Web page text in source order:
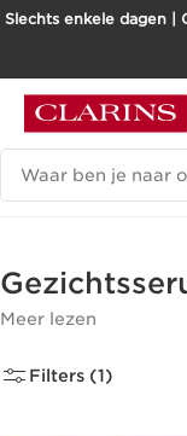
DOORGAAN
Slechts enkele dagen |
Zoekgeschiedenis
Meer lezen
Filters (1)